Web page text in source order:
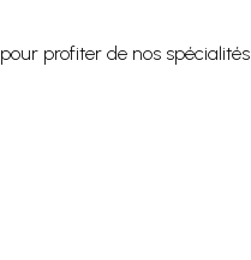
profiter de nos